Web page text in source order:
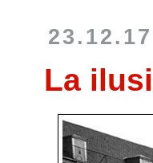
23.12.17
La